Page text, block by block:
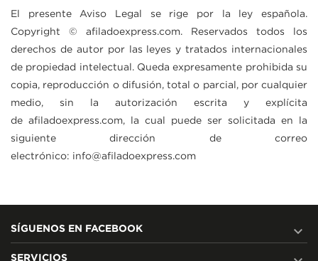
El presente Aviso Legal se rige por la ley española.
Copyright © afiladoexpress.com. Reservados todos los
derechos de autor por las leyes y tratados internacionales
de propiedad intelectual. Queda expresamente prohibida su
copia, reproducción o difusión, total o parcial, por cualquier
medio, sin la autorización escrita y explícita
de afiladoexpress.com, la cual puede ser solicitada en la
siguiente dirección de correo
electrónico: info@afiladoexpress.com
SÍGUENOS EN FACEBOOK 
SERVICIOS